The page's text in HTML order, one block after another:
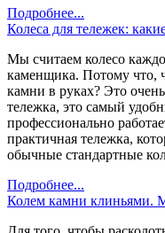
Подробнее...
Колеса для тележек:
Мы считаем колесо
каменщика. Потому что,
камни в руках? Это
тележка, это самый
профессионально
практичная тележка,
обычные стандартные
Подробнее...
Колем камни клиньями.